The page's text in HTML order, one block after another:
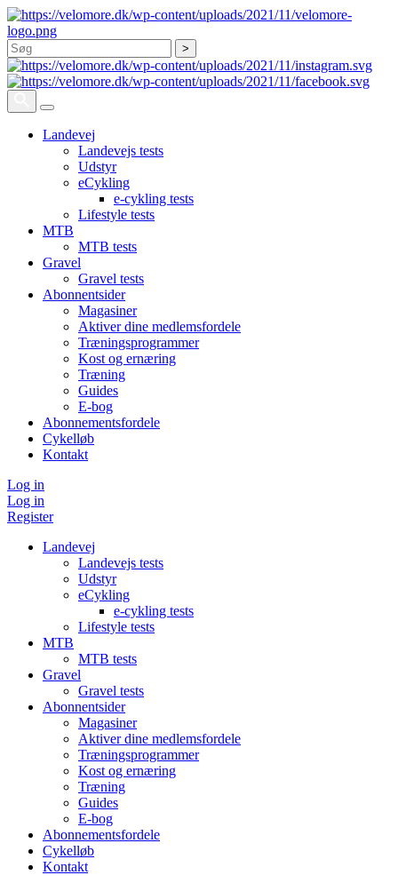
Søg
Landevej
Landevejs tests
Udstyr
eCykling
e-cykling tests
Lifestyle tests
MTB
MTB tests
Gravel
Gravel tests
Abonnentsider
Magasiner
Aktiver dine medlemsfordele
Træningsprogrammer
Kost og ernæring
Træning
Guides
E-bog
Abonnementsfordele
Cykelløb
Kontakt
Log in
Log in
Register
Landevej
Landevejs tests
Udstyr
eCykling
e-cykling tests
Lifestyle tests
MTB
MTB tests
Gravel
Gravel tests
Abonnentsider
Magasiner
Aktiver dine medlemsfordele
Træningsprogrammer
Kost og ernæring
Træning
Guides
E-bog
Abonnementsfordele
Cykelløb
Kontakt